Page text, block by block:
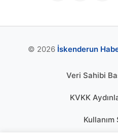
© 2026 İskenderun
Veri Sahibi
KVKK
Kullanım